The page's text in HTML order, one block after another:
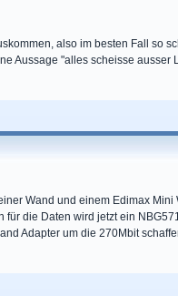
also im besten Fall so
Aussage "alles scheisse ausser
Wand und einem Edimax Mini
für die Daten wird jetzt ein
Adapter um die 270Mbit